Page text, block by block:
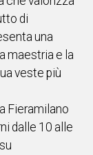
di
una
maestria e la
veste più
Fieramilano
dalle 10 alle